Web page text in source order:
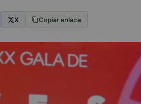
X Copiar enlace